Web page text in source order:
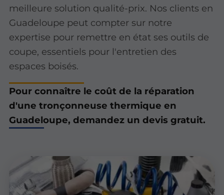
meilleure solution qualité-prix. Nos clients en
Guadeloupe peut compter sur notre
expertise pour remettre en état ses outils de
coupe, essentiels pour l'entretien des
espaces boisés.
Pour connaître le coût de la réparation
d'une tronçonneuse thermique en
Guadeloupe, demandez un devis gratuit.